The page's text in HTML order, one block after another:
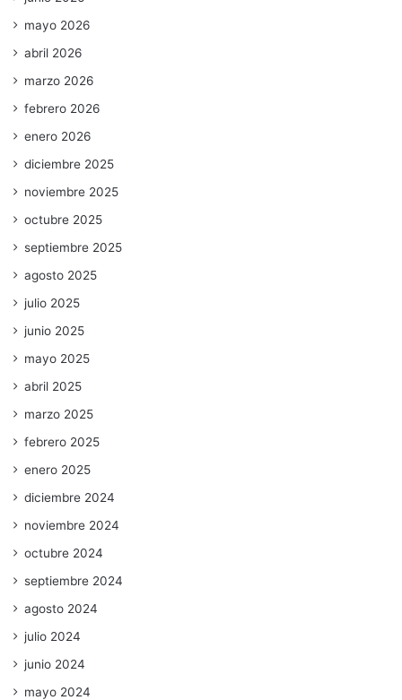
mayo 2026
abril 2026
marzo 2026
febrero 2026
enero 2026
diciembre 2025
noviembre 2025
octubre 2025
septiembre 2025
agosto 2025
julio 2025
junio 2025
mayo 2025
abril 2025
marzo 2025
febrero 2025
enero 2025
diciembre 2024
noviembre 2024
octubre 2024
septiembre 2024
agosto 2024
julio 2024
junio 2024
mayo 2024